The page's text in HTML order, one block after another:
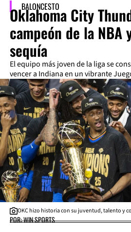
BALONCESTO
Oklahoma City
campeón de la NBA
sequía
El equipo más joven de la liga se
vencer a Indiana en un vibrante
OKC hizo historia con su juventud, talento y
POR: WIN SPORTS